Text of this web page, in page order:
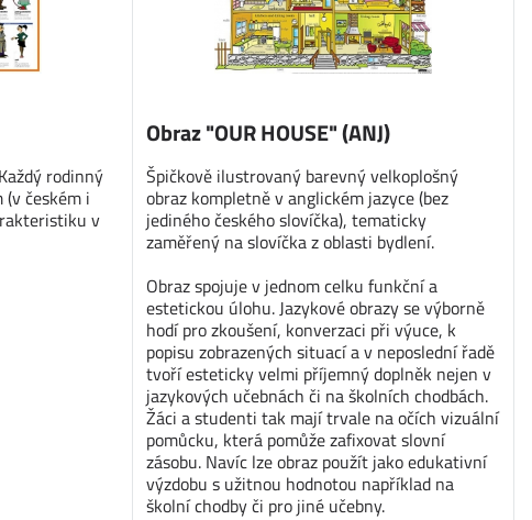
rodinný
českém i
v
Obraz "OUR HOUSE" (ANJ)
Špičkově ilustrovaný barevný velkoplošný
obraz kompletně v anglickém jazyce (bez
jediného českého slovíčka), tematicky
zaměřený na slovíčka z oblasti bydlení.
Obraz spojuje v jednom celku funkční a
estetickou úlohu. Jazykové obrazy se výborně
hodí pro zkoušení, konverzaci při výuce, k
popisu zobrazených situací a v neposlední řadě
tvoří esteticky velmi příjemný doplněk nejen v
jazykových učebnách či na školních chodbách.
Žáci a studenti tak mají trvale na očích vizuální
pomůcku, která pomůže zafixovat slovní
zásobu. Navíc lze obraz použít jako edukativní
výzdobu s užitnou hodnotou například na
školní chodby či pro jiné učebny.